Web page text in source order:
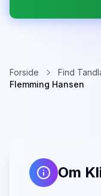
Forside Find
Flemming Hansen
Om